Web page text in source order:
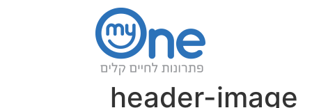
header-image